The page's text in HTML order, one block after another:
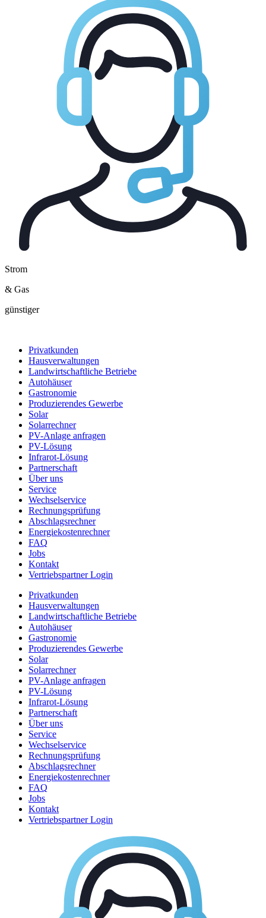
Strom
& Gas
günstiger
Privatkunden
Hausverwaltungen
Landwirtschaftliche Betriebe
Autohäuser
Gastronomie
Produzierendes Gewerbe
Solar
Solarrechner
PV-Anlage anfragen
PV-Lösung
Infrarot-Lösung
Partnerschaft
Über uns
Service
Wechselservice
Rechnungsprüfung
Abschlagsrechner
Energiekostenrechner
FAQ
Jobs
Kontakt
Vertriebspartner Login
Privatkunden
Hausverwaltungen
Landwirtschaftliche Betriebe
Autohäuser
Gastronomie
Produzierendes Gewerbe
Solar
Solarrechner
PV-Anlage anfragen
PV-Lösung
Infrarot-Lösung
Partnerschaft
Über uns
Service
Wechselservice
Rechnungsprüfung
Abschlagsrechner
Energiekostenrechner
FAQ
Jobs
Kontakt
Vertriebspartner Login